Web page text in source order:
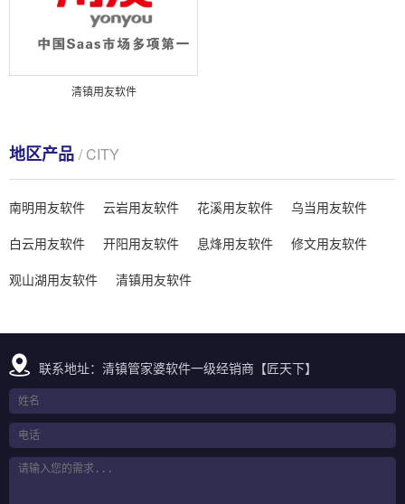
清镇用友软件
地区产品 / CITY
南明用友软件 云岩用友软件 花溪用友软件
乌当用友软件
白云用友软件
开阳用友软件 息烽用友软件
修文用友软件
观山湖用友软件
清镇用友软件
联系地址：清镇管家婆软件一级经销商【匠天下】